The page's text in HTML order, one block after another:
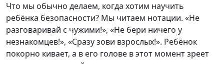
Что мы обычно делаем, когда хотим научить
ребёнка безопасности? Мы читаем нотации. «Не
разговаривай с чужими!», «Не бери ничего у
незнакомцев!», «Сразу зови взрослых!». Ребёнок
покорно кивает, а в его голове в этот момент зреет